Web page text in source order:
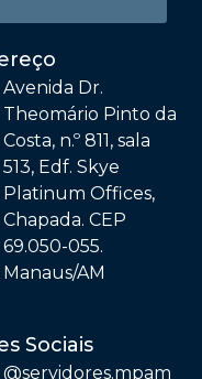
Avenida Dr.
Theomário Pinto da
Costa, n.º 811, sala
513, Edf. Skye
Platinum Offices,
Chapada. CEP
69.050-055.
Manaus/AM
Sociais
@‌servidores.mpam